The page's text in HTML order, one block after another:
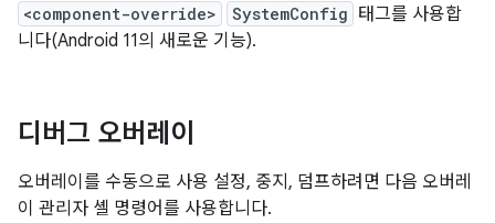
<component-override> SystemConfig 태그를 사용합
니다(Android 11의 새로운 기능).
디버그 오버레이
오버레이를 수동으로 사용 설정, 중지, 덤프하려면 다음 오버레
이 관리자 셸 명령어를 사용합니다.